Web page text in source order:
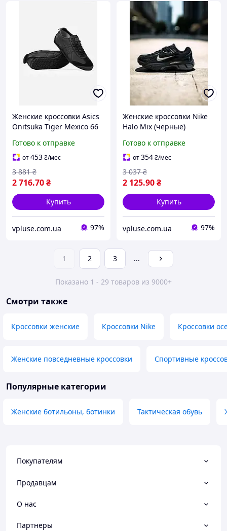
Женские кроссовки Asics
Onitsuka Tiger Mexico 66
утонченные
повседневные
демисезонные кожаные с
лаконичным диза
Готово к отправке
от453₴/мес
2 716.70₴
3 881 ₴
Купить
vpluse.com.ua 97%
Женские кроссовки Nike
Halo Mix (черные)
повседневные
демисезонные
текстильные кожаные с
мягкой амортизацией
Cod:код
Готово к отправке
от354₴/мес
2 125.90₴
3 037 ₴
Купить
vpluse.com.ua 97%
1 2 3 ...
Показано 1 - 29 товаров из 9000+
Смотри также
Кроссовки женские Кроссовки Nike Кроссовки
Женские повседневные кроссовки Спортивные
Популярные категории
Женские ботильоны, ботинки Тактическая обувь
Покупателям
Продавцам
О нас
Партнеры